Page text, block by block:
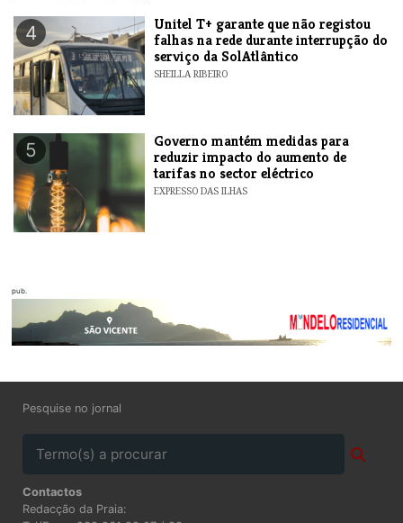
4
Unitel T+ garante que não registou
falhas na rede durante interrupção do
serviço da SolAtlântico
SHEILLA RIBEIRO
5
Governo mantém medidas para
reduzir impacto do aumento de
tarifas no sector eléctrico
EXPRESSO DAS ILHAS
pub.
Pesquise no jornal
Contactos
Redacção da Praia: